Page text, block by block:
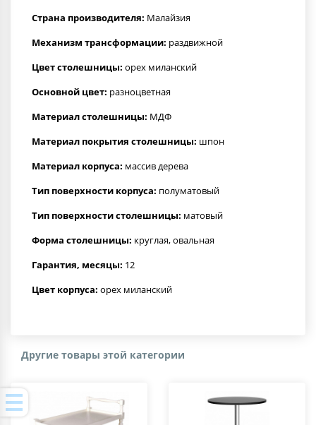
Страна производителя: Малайзия
Механизм трансформации: раздвижной
Цвет столешницы: орех миланский
Основной цвет: разноцветная
Материал столешницы: МДФ
Материал покрытия столешницы: шпон
Материал корпуса: массив дерева
Тип поверхности корпуса: полуматовый
Тип поверхности столешницы: матовый
Форма столешницы: круглая, овальная
Гарантия, месяцы: 12
Цвет корпуса: орех миланский
Другие товары этой категории